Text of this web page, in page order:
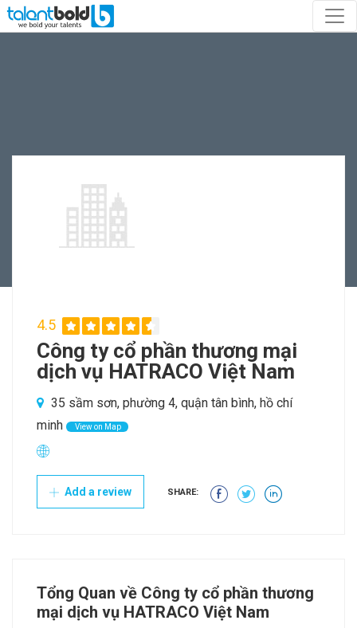
4.5
Công ty cổ phần thương mại
dịch vụ HATRACO Việt Nam
35 sầm sơn, phường 4, quận tân bình, hồ chí
minh
View on Map
Add a review SHARE:
Tổng Quan về Công ty cổ phần thương
mại dịch vụ HATRACO Việt Nam